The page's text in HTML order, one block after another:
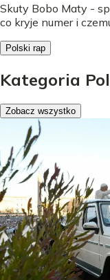
Skuty Bobo Maty -
co kryje numer i
Polski rap
Kategoria
Zobacz wszystko